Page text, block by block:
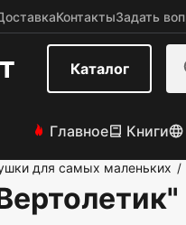
КонтактыЗадать
Каталог
Главное Книги
для самых маленьких /